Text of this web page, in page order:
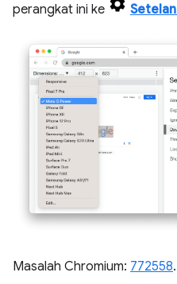
perangkat ini ke
Setelan
Masalah Chromium: 772558.